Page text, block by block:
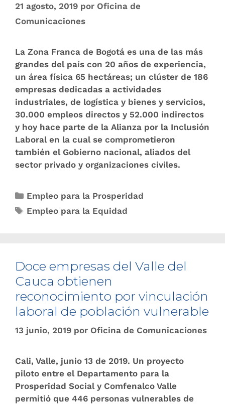
21 agosto, 2019 por Oficina de
Comunicaciones
La Zona Franca de Bogotá es una de las más
grandes del país con 20 años de experiencia,
un área física 65 hectáreas; un clúster de 186
empresas dedicadas a actividades
industriales, de logística y bienes y servicios,
30.000 empleos directos y 52.000 indirectos
y hoy hace parte de la Alianza por la Inclusión
Laboral en la cual se comprometieron
también el Gobierno nacional, aliados del
sector privado y organizaciones civiles.
Empleo para la Prosperidad
Empleo para la Equidad
Doce empresas del Valle del
Cauca obtienen
reconocimiento por vinculación
laboral de población vulnerable
13 junio, 2019 por Oficina de Comunicaciones
Cali, Valle, junio 13 de 2019. Un proyecto
piloto entre el Departamento para la
Prosperidad Social y Comfenalco Valle
permitió que 446 personas vulnerables de